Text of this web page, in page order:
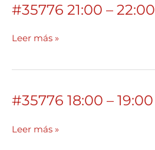
#35776 21:00 – 22:00
#35776
–Leer más »
#35776 18:00 – 19:00
#35776
–Leer más »